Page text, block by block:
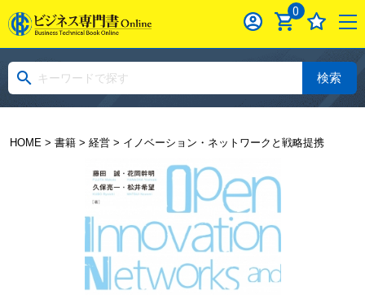
0
検索
HOME> 書籍> 経営> イノベーション・ネットワークと戦略提携